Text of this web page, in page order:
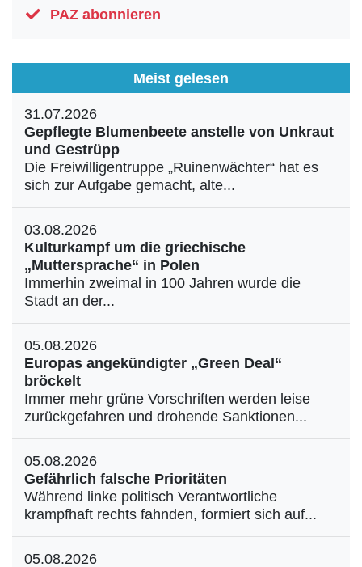
PAZ abonnieren
Meist gelesen
31.07.2026
Gepflegte Blumenbeete anstelle von Unkraut
und Gestrüpp
Die Freiwilligentruppe „Ruinenwächter“ hat es
sich zur Aufgabe gemacht, alte...
03.08.2026
Kulturkampf um die griechische
„Muttersprache“ in Polen
Immerhin zweimal in 100 Jahren wurde die
Stadt an der...
05.08.2026
Europas angekündigter „Green Deal“
bröckelt
Immer mehr grüne Vorschriften werden leise
zurückgefahren und drohende Sanktionen...
05.08.2026
Gefährlich falsche Prioritäten
Während linke politisch Verantwortliche
krampfhaft rechts fahnden, formiert sich auf...
05.08.2026